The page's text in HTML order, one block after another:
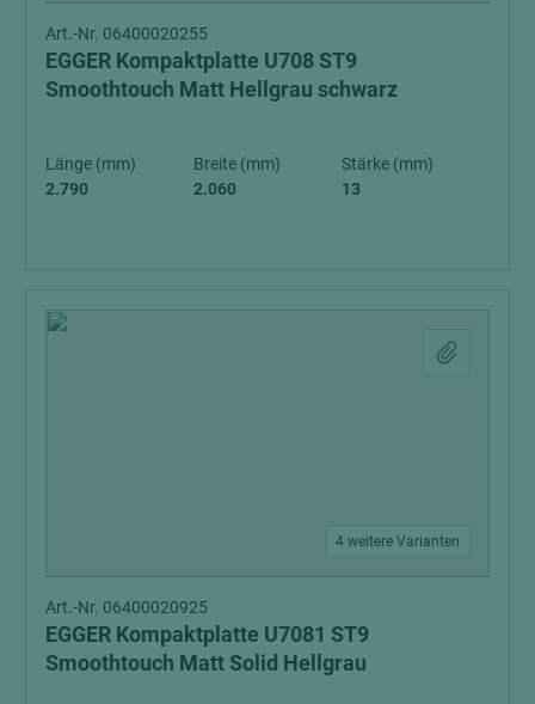
Art.-Nr. 06400020255
EGGER Kompaktplatte U708 ST9
Smoothtouch Matt Hellgrau schwarz
Länge (mm)
2.790
Breite (mm)
2.060
Stärke (mm)
13
4 weitere Varianten
Art.-Nr. 06400020925
EGGER Kompaktplatte U7081 ST9
Smoothtouch Matt Solid Hellgrau